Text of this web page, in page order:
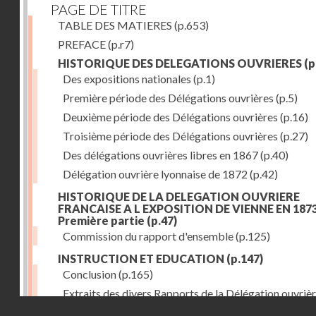
PAGE DE TITRE
TABLE DES MATIERES (p.653)
PREFACE(p.r7)
HISTORIQUE DES DELEGATIONS OUVRIERES
Des expositions nationales (p.1)
Première période des Délégations ouvrières (p.5)
Deuxième période des Délégations ouvrières (p.16)
Troisième période des Délégations ouvrières (p.27)
Des délégations ouvrières libres en 1867(p.40)
Délégation ouvrière lyonnaise de 1872 (p.42)
HISTORIQUE DE LA DELEGATION OUVRIERE
FRANCAISE A L EXPOSITION DE VIENNE EN
Première partie (p.47)
Commission du rapport d'ensemble(p.125)
INSTRUCTION ET EDUCATION (p.147)
Conclusion(p.165)
Extraits des divers Rapports de la Délégation